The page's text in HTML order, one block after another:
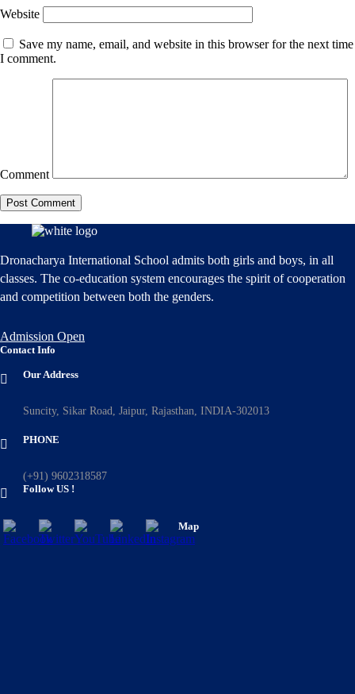
Website
Save my name, email, and website in this browser for the next time
I comment.
Comment
Dronacharya International School admits both girls and boys, in all
classes. The co-education system encourages the spirit of cooperation
and competition between both the genders.
Admission Open
Contact Info
Our Address
Suncity, Sikar Road, Jaipur, Rajasthan, INDIA-302013
PHONE
(+91) 9602318587
Follow US !
Map